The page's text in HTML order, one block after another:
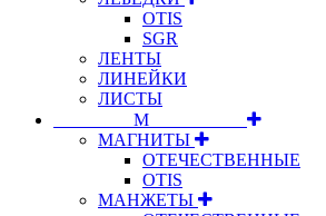
OTIS
SGR
ЛЕНТЫ
ЛИНЕЙКИ
ЛИСТЫ
⠀⠀⠀⠀⠀⠀М⠀⠀⠀⠀⠀⠀⠀
МАГНИТЫ
ОТЕЧЕСТВЕННЫЕ
OTIS
МАНЖЕТЫ